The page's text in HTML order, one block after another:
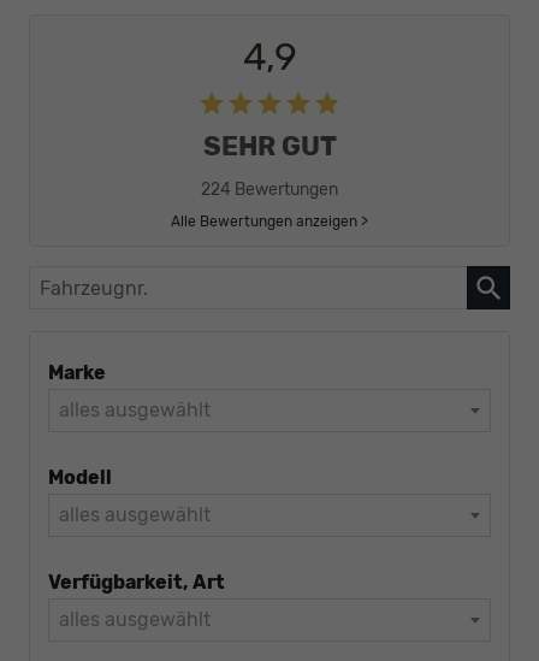
4,9
SEHR GUT
224 Bewertungen
Alle Bewertungen anzeigen >
Fahrzeugnr.
Marke
alles ausgewählt
Modell
alles ausgewählt
Verfügbarkeit, Art
alles ausgewählt